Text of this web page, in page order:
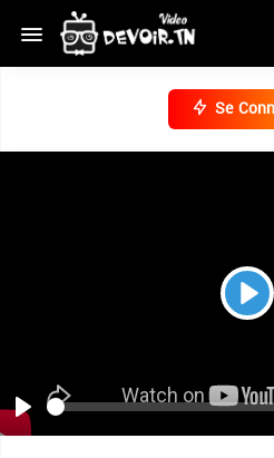
Se
Play
Play
Seek